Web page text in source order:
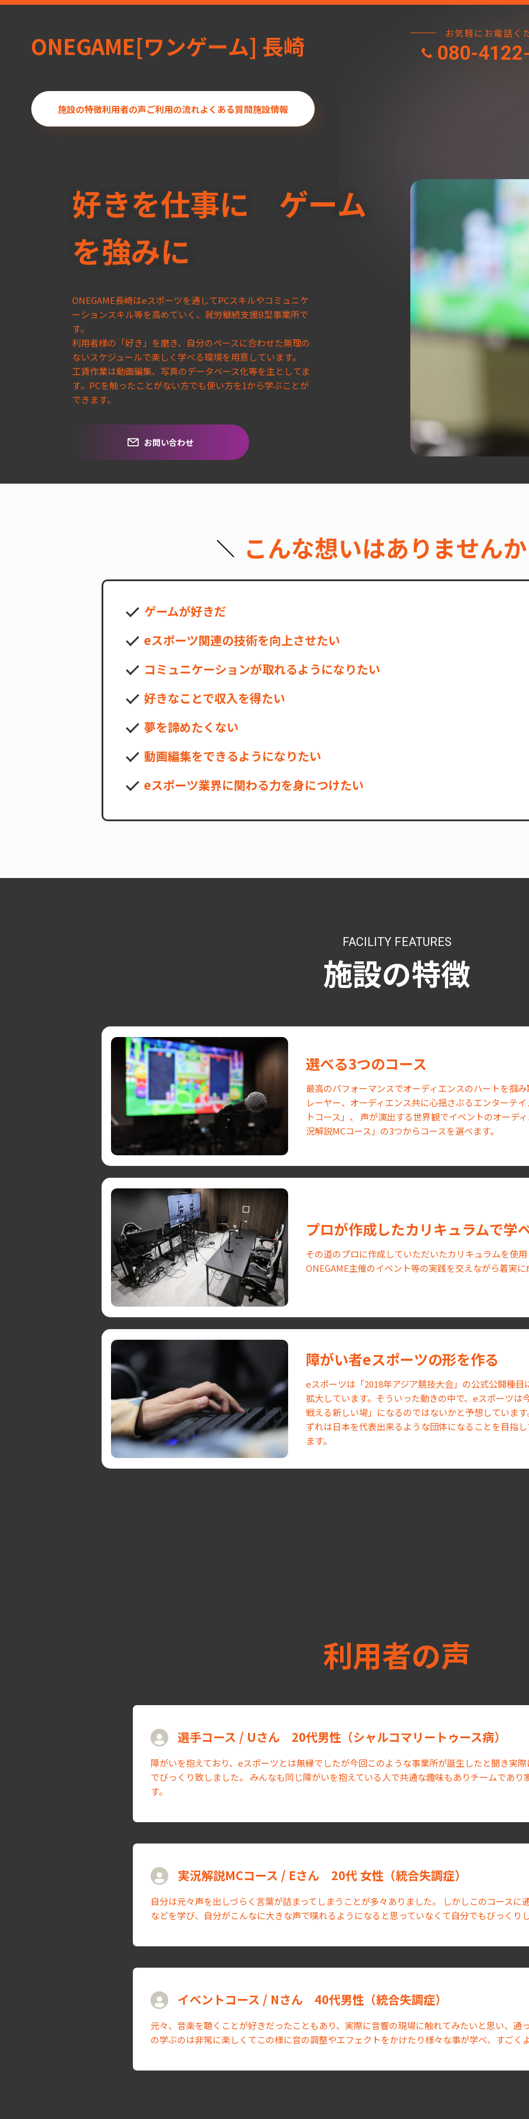
ONEGAME[ワンゲーム] 長崎 お気軽にお電話く
080-
施設の特徴利用者の声ご利用の流れよくある質問施設情報
好きを仕事に ゲーム
を強みに
ONEGAME長崎はeスポーツを通してPCスキルやコミュニケ
ーションスキル等を高めていく、就労継続支援B型事業所で
す。
利用者様の「好き」を磨き、自分のペースに合わせた無理の
ないスケジュールで楽しく学べる環境を用意しています。
工賃作業は動画編集、写真のデータベース化等を主としてま
す。PCを触ったことがない方でも使い方を1から学ぶことが
できます。
お問い合わせ
こんな想いはありません
ゲームが好きだ
eスポーツ関連の技術を向上させたい
コミュニケーションが取れるようになりたい
好きなことで収入を得たい
夢を諦めたくない
動画編集をできるようになりたい
eスポーツ業界に関わる力を身につけたい
FACILITY FEATURES
施設の特徴
選べる3つのコース
最高のパフォーマンスでオーディエンスのハートを掴
レーヤー、オーディエンス共に心揺さぶるエンターテ
トコース」、 声が演出する世界観でイベントのオーデ
況解説MCコース」の3つからコースを選べます。
プロが作成したカリキュラムで学
その道のプロに作成していただいたカリキュラムを使
ONEGAME主催のイベント等の実践を交えながら着実
障がい者eスポーツの形を作る
eスポーツは「2018年アジア競技大会」の公式公開種
拡大しています。そういった動きの中で、eスポーツは
戦える新しい場」になるのではないかと予想していま
ずれは日本を代表出来るような団体になることを目指
ます。
利用者の声
選手コース / Uさん 20代男性（シャルコマリートゥース病）
障がいを抱えており、eスポーツとは無縁でしたが今回このような事業所が誕生したと聞き実
でびっくり致しました。 みんなも同じ障がいを抱えている人で共通な趣味もありチームであり
す。
実況解説MCコース / Eさん 20代 女性（統合失調症）
自分は元々声を出しづらく言葉が詰まってしまうことが多々ありました。 しかしこのコースに
などを学び、自分がこんなに大きな声で喋れるようになると思っていなくて自分でもびっくり
イベントコース / Nさん 40代男性（統合失調症）
元々、音楽を聴くことが好きだったこともあり、実際に音響の現場に触れてみたいと思い、通
の学ぶのは非常に楽しくてこの様に音の調整やエフェクトをかけたり様々な事が学べ、すごく